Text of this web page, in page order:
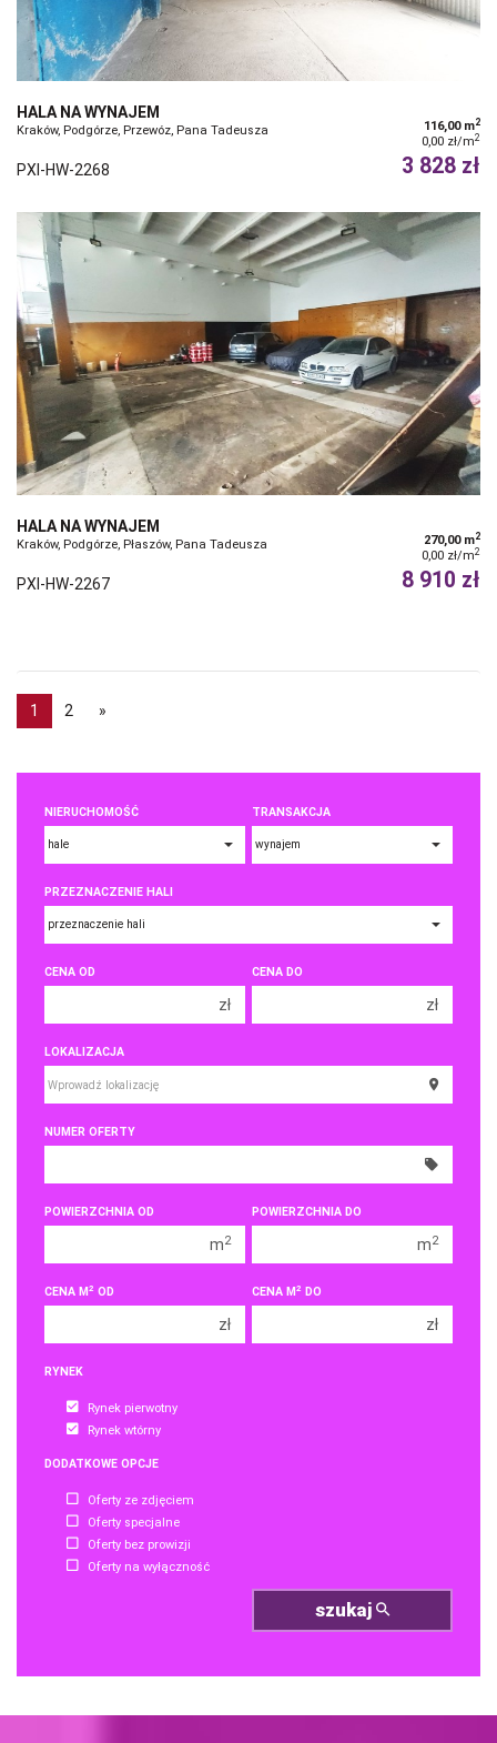
HALA NA WYNAJEM
Kraków, Podgórze, Przewóz, Pana Tadeusza 116,00 m2
0,00 zł/m2
PXI-HW-2268 3 828 zł
HALA NA WYNAJEM
Kraków, Podgórze, Płaszów, Pana Tadeusza 270,00 m2
0,00 zł/m2
PXI-HW-2267 8 910 zł
1 2 »
NIERUCHOMOŚĆ TRANSAKCJA
PRZEZNACZENIE HALI
CENA OD
zł
250 000 zł
300 000 zł
400 000 zł
CENA DO
zł
250 000 zł
400 000 zł
LOKALIZACJA
NUMER OFERTY
POWIERZCHNIA OD
m2
POWIERZCHNIA DO
m2
CENA M 2 OD
zł
CENA M 2 DO
zł
RYNEK
Rynek pierwotny
Rynek wtórny
DODATKOWE OPCJE
Oferty ze zdjęciem
Oferty specjalne
Oferty bez prowizji
Oferty na wyłączność
szukaj